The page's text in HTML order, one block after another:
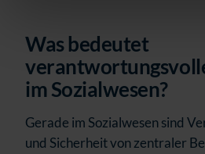
Was bedeutet
im Sozialwesen?
Gerade im Sozialwesen sind
und Sicherheit von zentraler